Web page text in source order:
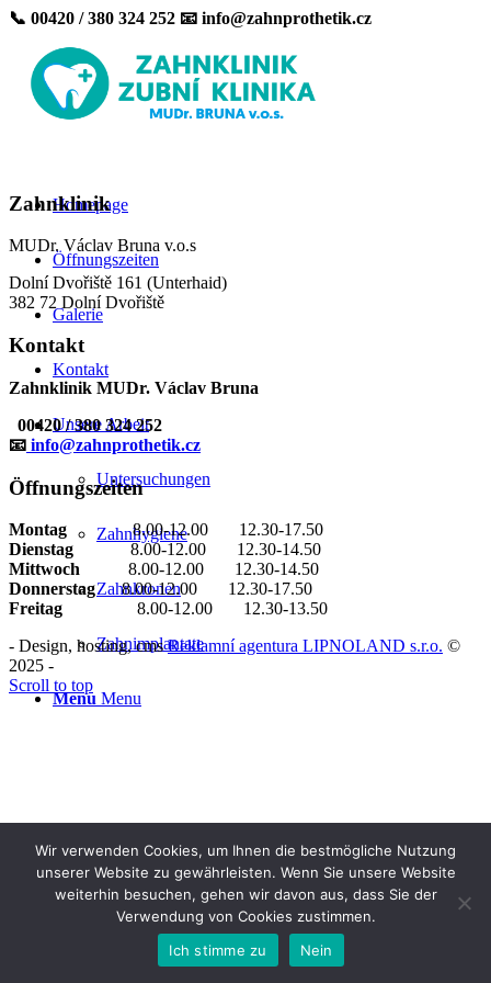
📞 00420 / 380 324 252 📧 info@zahnprothetik.cz
Homepage
Öffnungszeiten
Galerie
Kontakt
Unsere Arbeit
Untersuchungen
Zahnhygiene
Zahnkronen
Zahnimplantate
Menu Menu
Zahnklinik
MUDr. Václav Bruna v.o.s
Dolní Dvořiště 161 (Unterhaid)
382 72 Dolní Dvořiště
Kontakt
Zahnklinik MUDr. Václav Bruna
00420 / 380 324 252
📧 info@zahnprothetik.cz
Öffnungszeiten
Montag8.00-12.00 12.30-17.50
Dienstag 8.00-12.00 12.30-14.50
Mittwoch 8.00-12.00 12.30-14.50
Donnerstag8.00-12.00 12.30-17.50
Freitag 8.00-12.00 12.30-13.50
- Design, hosting, cmsReklamní agentura LIPNOLAND s.r.o. ©
2025 -
Scroll to top
Wir verwenden Cookies, um Ihnen die bestmögliche Nutzung
unserer Website zu gewährleisten. Wenn Sie unsere Website
weiterhin besuchen, gehen wir davon aus, dass Sie der
Verwendung von Cookies zustimmen.
Ich stimme zu
Nein